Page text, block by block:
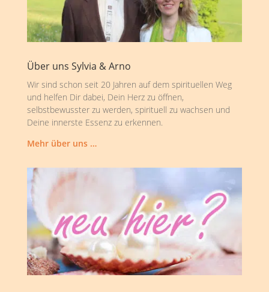
Über uns Sylvia & Arno
Wir sind schon seit 20 Jahren auf dem spirituellen Weg
und helfen Dir dabei, Dein Herz zu öffnen,
selbstbewusster zu werden, spirituell zu wachsen und
Deine innerste Essenz zu erkennen.
Mehr über uns …